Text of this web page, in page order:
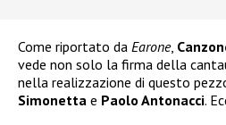
Come riportato da Earone,
vede non solo la firma della
nella realizzazione di questo
Simonetta e Paolo Antonacci.